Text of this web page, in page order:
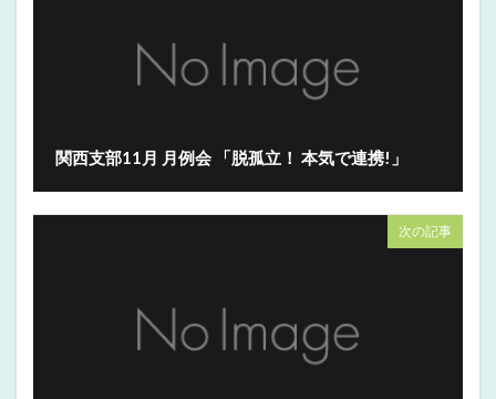
関西支部11月 月例会 「脱孤立！ 本気で連携!」
次の記事